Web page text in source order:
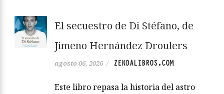
El secuestro de Di Stéfano, de
Jimeno Hernández Droulers
agosto 06, 2026 / ZENDALIBROS.COM
Este libro repasa la historia del astro